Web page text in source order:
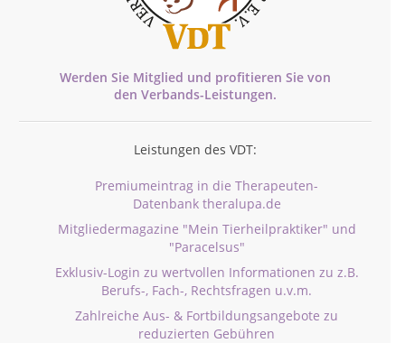
Werden Sie Mitglied und profitieren Sie von
den Verbands-Leistungen.
Leistungen des VDT:
Premiumeintrag in die Therapeuten-
Datenbank theralupa.de
Mitgliedermagazine "Mein Tierheilpraktiker" und
"Paracelsus"
Exklusiv-Login zu wertvollen Informationen zu z.B.
Berufs-, Fach-, Rechtsfragen u.v.m.
Zahlreiche Aus- & Fortbildungsangebote zu
reduzierten Gebühren